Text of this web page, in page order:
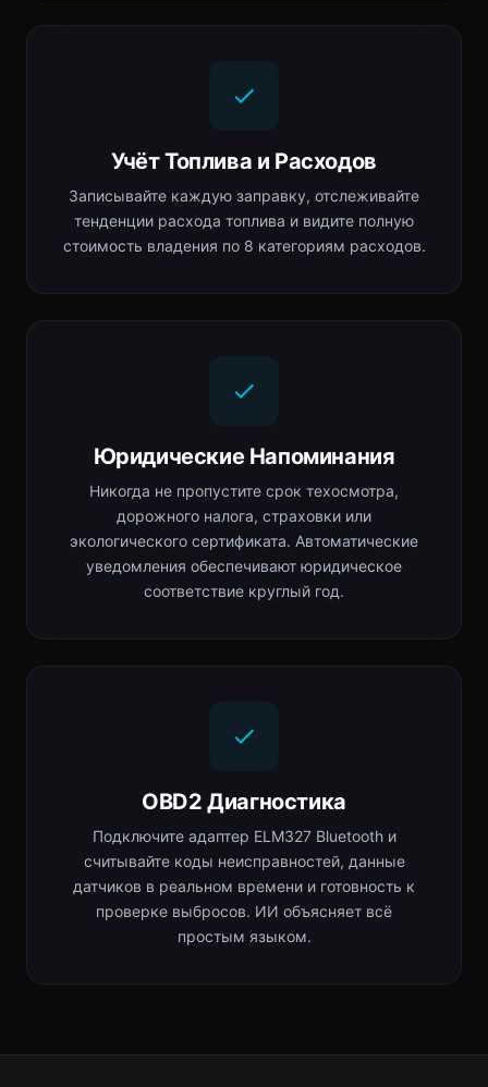
Учёт Топлива и Расходов
Записывайте каждую заправку, отслеживайте
тенденции расхода топлива и видите полную
стоимость владения по 8 категориям расходов.
Юридические Напоминания
Никогда не пропустите срок техосмотра,
дорожного налога, страховки или
экологического сертификата. Автоматические
уведомления обеспечивают юридическое
соответствие круглый год.
OBD2 Диагностика
Подключите адаптер ELM327 Bluetooth и
считывайте коды неисправностей, данные
датчиков в реальном времени и готовность к
проверке выбросов. ИИ объясняет всё
простым языком.